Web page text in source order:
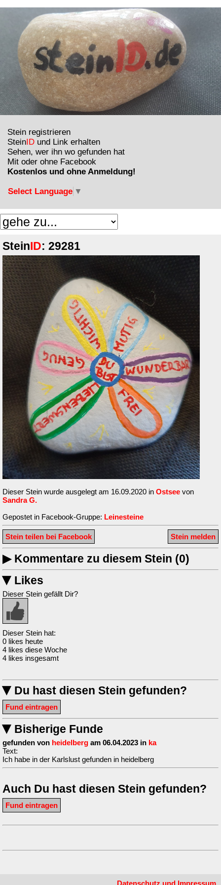
Stein registrieren
Stein ID und Link erhalten
Sehen, wer ihn wo gefunden hat
Mit oder ohne Facebook
Kostenlos und ohne Anmeldung!
Select Language ▼
Stein ID: 29281
Dieser Stein wurde ausgelegt am 16.09.2020 in Ostsee von
Sandra G.
Gepostet in Facebook-Gruppe: Leinesteine
Stein melden
Stein teilen bei Facebook
▶Kommentare zu diesem Stein (0)
▶ Likes
Dieser Stein gefällt Dir?
Dieser Stein hat:
0 likes heute
4 likes diese Woche
4 likes insgesamt
▶ Du hast diesen Stein gefunden?
Fund eintragen
▶ Bisherige Funde
gefunden von heidelberg am 06.04.2023 in ka
Text:
Ich habe in der Karlslust gefunden in heidelberg
Auch Du hast diesen Stein gefunden?
Fund eintragen
Datenschutz und Impressum